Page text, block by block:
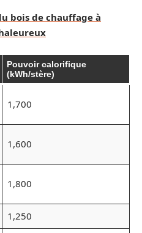
bois de chauffage à
Pouvoir calorifique
(kWh/stère)
1,700
1,600
1,800
1,250